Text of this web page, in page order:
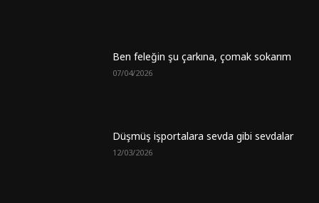
Ben feleğin şu çarkına, çomak sokarım
07/04/2026
Düşmüş işportalara sevda gibi sevdalar
12/03/2026